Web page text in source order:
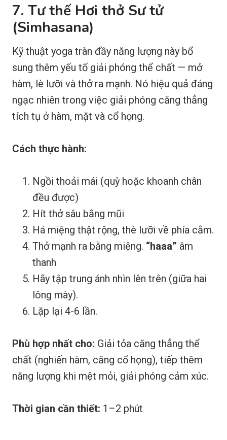
7. Tư thế Hơi thở Sư tử
(Simhasana)
Kỹ thuật yoga tràn đầy năng lượng này bổ
sung thêm yếu tố giải phóng thể chất — mở
hàm, lè lưỡi và thở ra mạnh. Nó hiệu quả đáng
ngạc nhiên trong việc giải phóng căng thẳng
tích tụ ở hàm, mặt và cổ họng.
Cách thực hành:
Ngồi thoải mái (quỳ hoặc khoanh chân
đều được)
Hít thở sâu bằng mũi
Há miệng thật rộng, thè lưỡi về phía cằm.
Thở mạnh ra bằng miệng. “haaa” âm
thanh
Hãy tập trung ánh nhìn lên trên (giữa hai
lông mày).
Lặp lại 4-6 lần.
Phù hợp nhất cho: Giải tỏa căng thẳng thể
chất (nghiến hàm, căng cổ họng), tiếp thêm
năng lượng khi mệt mỏi, giải phóng cảm xúc.
Thời gian cần thiết: 1–2 phút